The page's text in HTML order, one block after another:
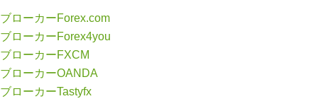
ブローカーForex.com
ブローカーForex4you
ブローカーFXCM
ブローカーOANDA
ブローカーTastyfx